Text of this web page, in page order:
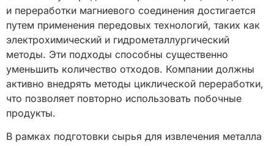
и переработки магниевого соединения достигается
путем применения передовых технологий, таких как
электрохимический и гидрометаллургический
методы. Эти подходы способны существенно
уменьшить количество отходов. Компании должны
активно внедрять методы циклической переработки,
что позволяет повторно использовать побочные
продукты.
В рамках подготовки сырья для извлечения металла